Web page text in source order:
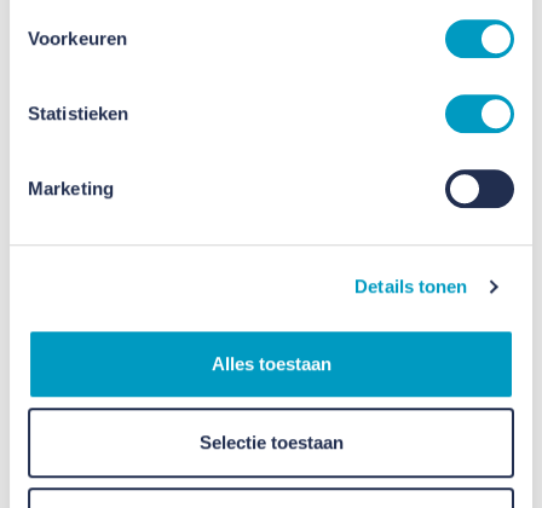
Voorkeuren
Statistieken
Marketing
Details tonen
Alles toestaan
Selectie toestaan